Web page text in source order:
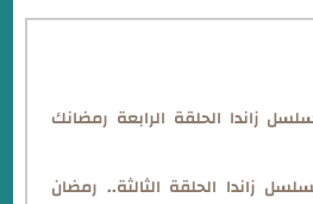
زاندا الحلقة الرابعة رمضانك
زاندا الحلقة الثالثة.. رمضان